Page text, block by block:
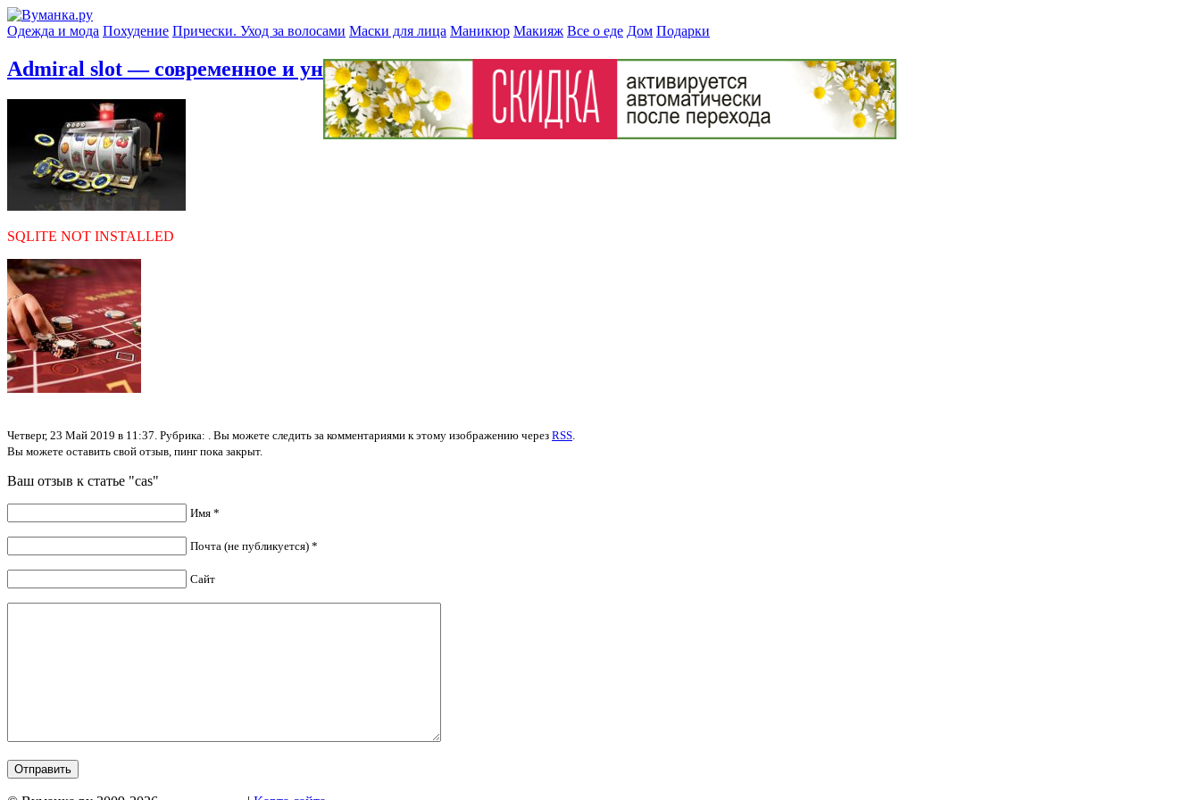
Одежда и мода Похудение Прически. Уход за волосами Маски для лица Маникюр Макияж Все о еде Дом Подарки
Admiral slot — современное и уникальное онлайн казино » cas
SQLITE NOT INSTALLED
Четверг, 23 Май 2019 в 11:37. Рубрика: . Вы можете следить за комментариями к этому изображению через RSS
Вы можете оставить свой отзыв, пинг пока закрыт.
Ваш отзыв к статье "cas"
Имя *
Почта (не публикуется) *
Сайт